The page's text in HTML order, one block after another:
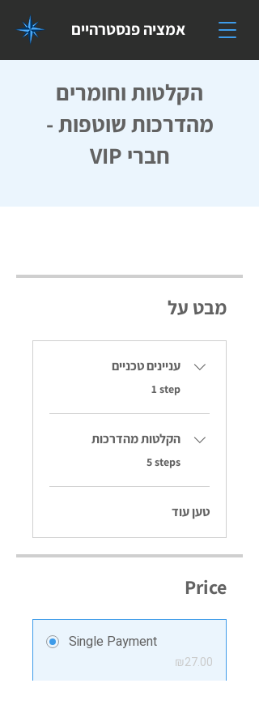
אמציה פנסטרהיים
הקלטות וחומרים
מהדרכות שוטפות -
חברי VIP
מבט על
עניינים טכניים
1 step
הקלטות מהדרכות
5 steps
טען עוד
Price
Single Payment
₪27.00